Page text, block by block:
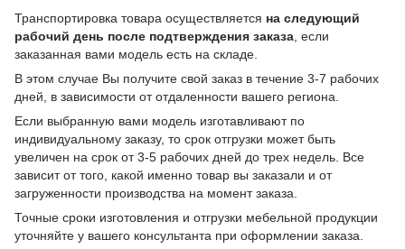
Транспортировка товара осуществляется на следующий
рабочий день после подтверждения заказа , если
заказанная вами модель есть на складе.
В этом случае Вы получите свой заказ в течение 3-7 рабочих
дней, в зависимости от отдаленности вашего региона.
Если выбранную вами модель изготавливают по
индивидуальному заказу, то срок отгрузки может быть
увеличен на срок от 3-5 рабочих дней до трех недель. Все
зависит от того, какой именно товар вы заказали и от
загруженности производства на момент заказа.
Точные сроки изготовления и отгрузки мебельной продукции
уточняйте у вашего консультанта при оформлении заказа.